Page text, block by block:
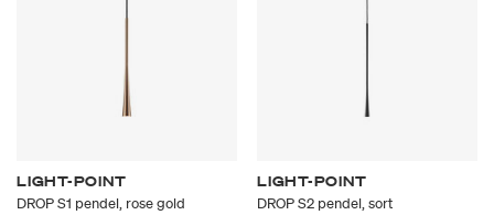
LIGHT-POINT
DROP S1 pendel, rose gold
LIGHT-POINT
DROP S2 pendel, sort